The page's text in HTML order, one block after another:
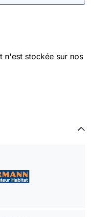
n'est stockée sur nos